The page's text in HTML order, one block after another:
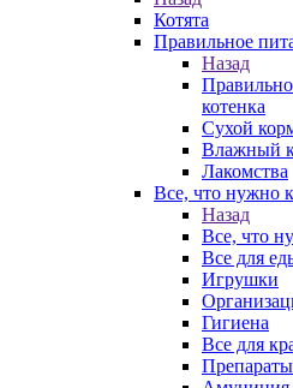
Котята
Правильное
Назад
котенка
Сухой
Влажный
Лакомства
Все, что нужно
Назад
Все, что
Все для
Игрушки
Гигиена
Все для